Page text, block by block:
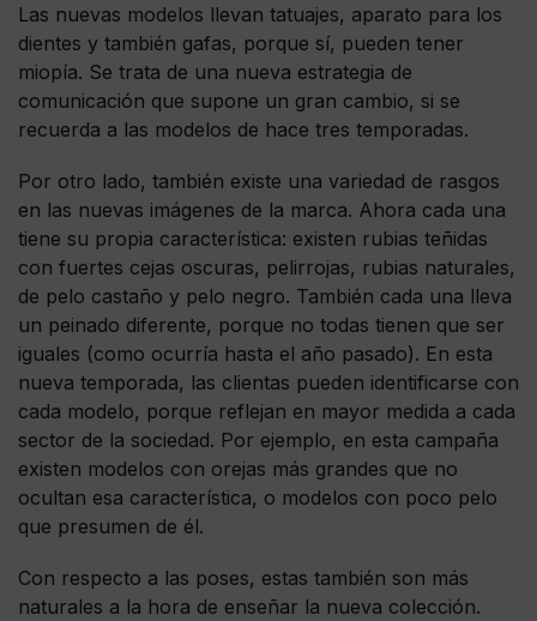
Las nuevas modelos llevan tatuajes, aparato para los
dientes y también gafas, porque sí, pueden tener
miopía. Se trata de una nueva estrategia de
comunicación que supone un gran cambio, si se
recuerda a las modelos de hace tres temporadas.
Por otro lado, también existe una variedad de rasgos
en las nuevas imágenes de la marca. Ahora cada una
tiene su propia característica: existen rubias teñidas
con fuertes cejas oscuras, pelirrojas, rubias naturales,
de pelo castaño y pelo negro. También cada una lleva
un peinado diferente, porque no todas tienen que ser
iguales (como ocurría hasta el año pasado). En esta
nueva temporada, las clientas pueden identificarse con
cada modelo, porque reflejan en mayor medida a cada
sector de la sociedad. Por ejemplo, en esta campaña
existen modelos con orejas más grandes que no
ocultan esa característica, o modelos con poco pelo
que presumen de él.
Con respecto a las poses, estas también son más
naturales a la hora de enseñar la nueva colección.